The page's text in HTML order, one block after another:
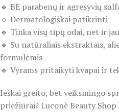
🔹 BE parabenų ir agresyvių
🔹 Dermatologiškai patikrinti
🔹 Tinka visų tipų odai, net ir
🔹 Su natūraliais ekstraktais,
formulėmis
🔹 Vyrams pritaikyti kvapai ir
Ieškai greito, bet veiksmingo
priežiūrai? Luconè Beauty